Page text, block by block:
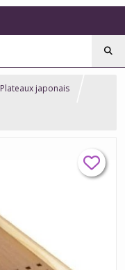
Plateaux japonais